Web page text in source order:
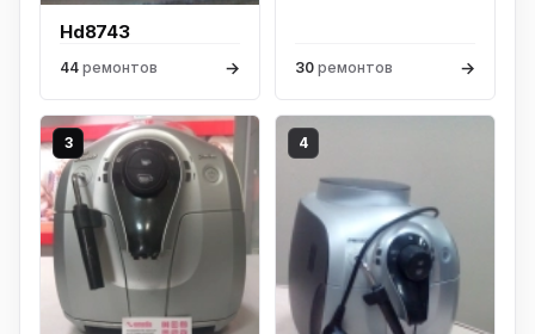
Hd8743
44 ремонтов → 30 ремонтов →
3 4